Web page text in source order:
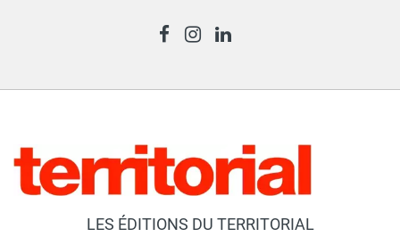
LES ÉDITIONS DU TERRITORIAL